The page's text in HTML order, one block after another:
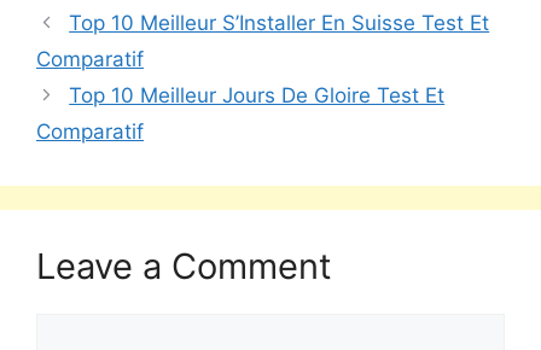
Top 10 Meilleur S’Installer En Suisse Test Et
Comparatif
Top 10 Meilleur Jours De Gloire Test Et
Comparatif
Leave a Comment